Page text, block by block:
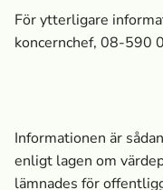
För ytterligare
koncernchef, 08-590
Informationen är
enligt lagen om
lämnades för